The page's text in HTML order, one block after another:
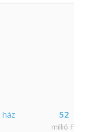
millió Ft